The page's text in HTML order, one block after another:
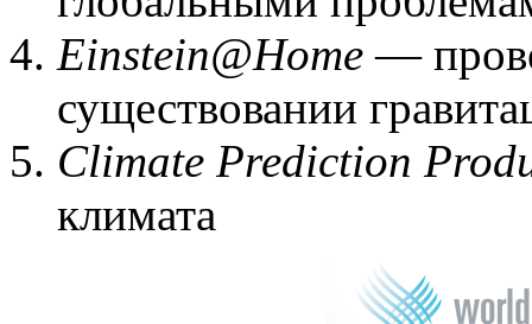
Einstein@Home —
существовании
Climate Prediction
климата